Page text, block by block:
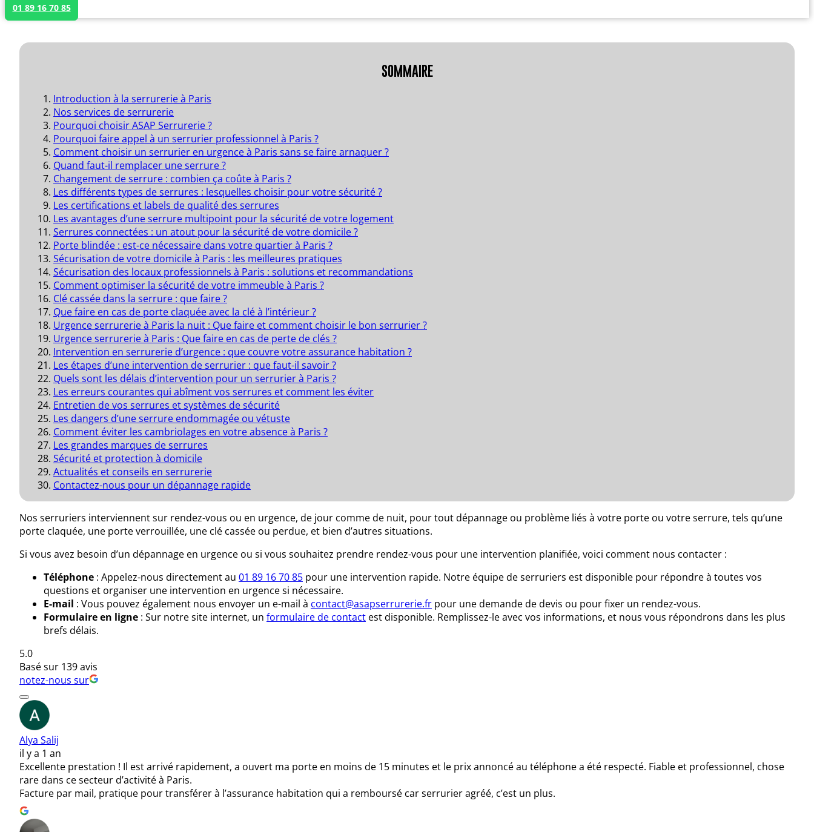
01 89 16 70 85
SOMMAIRE
Introduction à la serrurerie à Paris
Nos services de serrurerie
Pourquoi choisir ASAP Serrurerie ?
Pourquoi faire appel à un serrurier professionnel à Paris ?
Comment choisir un serrurier en urgence à Paris sans se faire arnaquer ?
Quand faut-il remplacer une serrure ?
Changement de serrure : combien ça coûte à Paris ?
Les différents types de serrures : lesquelles choisir pour votre sécurité ?
Les certifications et labels de qualité des serrures
Les avantages d’une serrure multipoint pour la sécurité de votre logement
Serrures connectées : un atout pour la sécurité de votre domicile ?
Porte blindée : est-ce nécessaire dans votre quartier à Paris ?
Sécurisation de votre domicile à Paris : les meilleures pratiques
Sécurisation des locaux professionnels à Paris : solutions et recommandations
Comment optimiser la sécurité de votre immeuble à Paris ?
Clé cassée dans la serrure : que faire ?
Que faire en cas de porte claquée avec la clé à l’intérieur ?
Urgence serrurerie à Paris la nuit : Que faire et comment choisir le bon serrurier ?
Urgence serrurerie à Paris : Que faire en cas de perte de clés ?
Intervention en serrurerie d’urgence : que couvre votre assurance habitation ?
Les étapes d’une intervention de serrurier : que faut-il savoir ?
Quels sont les délais d’intervention pour un serrurier à Paris ?
Les erreurs courantes qui abîment vos serrures et comment les éviter
Entretien de vos serrures et systèmes de sécurité
Les dangers d’une serrure endommagée ou vétuste
Comment éviter les cambriolages en votre absence à Paris ?
Les grandes marques de serrures
Sécurité et protection à domicile
Actualités et conseils en serrurerie
Contactez-nous pour un dépannage rapide
Nos serruriers interviennent sur rendez-vous ou en urgence, de jour comme de nuit, pour tout dépannage ou problème liés à votre porte ou votre serrure, tels qu’une
porte claquée, une porte verrouillée, une clé cassée ou perdue, et bien d’autres situations.
Si vous avez besoin d’un dépannage en urgence ou si vous souhaitez prendre rendez-vous pour une intervention planifiée, voici comment nous contacter :
Téléphone : Appelez-nous directement au 01 89 16 70 85 pour une intervention rapide. Notre équipe de serruriers est disponible pour répondre à toutes vos
questions et organiser une intervention en urgence si nécessaire.
E-mail : Vous pouvez également nous envoyer un e-mail à contact@asapserrurerie.fr pour une demande de devis ou pour fixer un rendez-vous.
Formulaire en ligne : Sur notre site internet, un formulaire de contact est disponible. Remplissez-le avec vos informations, et nous vous répondrons dans les plus
brefs délais.
5.0
Basé sur 139 avis
notez-nous sur
Alya Salij
il y a 1 an
Excellente prestation ! Il est arrivé rapidement, a ouvert ma porte en moins de 15 minutes et le prix annoncé au téléphone a été respecté. Fiable et professionnel, chose
rare dans ce secteur d’activité à Paris.
Facture par mail, pratique pour transférer à l’assurance habitation qui a remboursé car serrurier agréé, c’est un plus.